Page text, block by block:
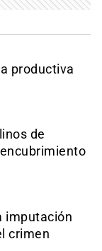
productiva
de
imputación
crimen